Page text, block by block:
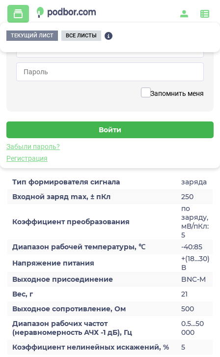
Запомнить меня
Забыли пароль?
Регистрация
ТЕКУЩИЙ ЛИСТ ВСЕ ЛИСТЫ
Главная / Контрольно-измерительные приборы и автоматика /
Измерительное оборудование / Формирователи сигналов / Преобразующие
A122-20
Формирователь сигналов преобразующий
Характеристики
Тип формирователя сигнала
заряда
Входной заряд max, ± пКл
250
Коэффициент преобразования
по
заряду,
мВ/пКл:
5
Диапазон рабочей температуры, ℃
-40:85
Напряжение питания
+(18...30)
В
Выходное присоединение
BNC-M
Вес, г
21
Выходное сопротивление, Ом
500
Диапазон рабочих частот
(неравномерность АЧХ -1 дБ), Гц
0.5...50
000
Коэффициент нелинейных искажений, %
5